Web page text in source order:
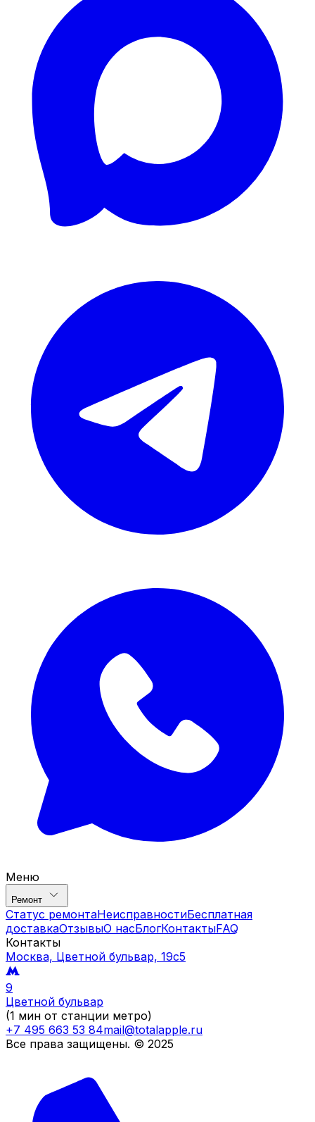
Меню
Ремонт
Статус ремонтаНеисправностиБесплатная
доставкаОтзывыО насБлогКонтактыFAQ
Контакты
Москва, Цветной бульвар, 19c5
9
Цветной бульвар
(1 мин от станции метро)
+7 495 663 53 84mail@totalapple.ru
Все права защищены. © 2025